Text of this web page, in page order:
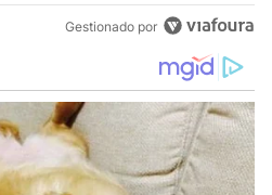
Gestionado por